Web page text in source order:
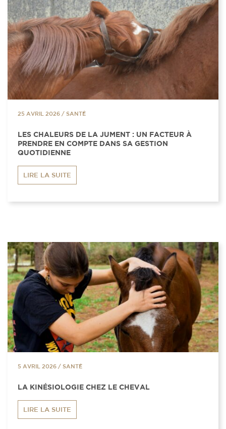
25 AVRIL 2026 / SANTÉ
LES CHALEURS DE LA JUMENT : UN FACTEUR À
PRENDRE EN COMPTE DANS SA GESTION
QUOTIDIENNE
LIRE LA SUITE
5 AVRIL 2026 / SANTÉ
LA KINÉSIOLOGIE CHEZ LE CHEVAL
LIRE LA SUITE